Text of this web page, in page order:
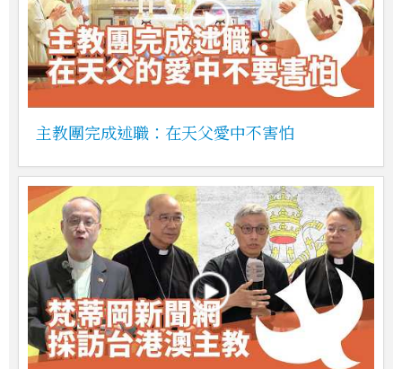
主教團完成述職：在天父愛中不害怕